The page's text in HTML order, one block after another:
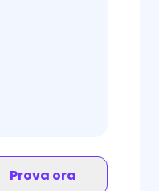
Prova ora